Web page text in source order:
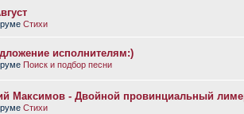
Стихи
исполнителям:)
Поиск и подбор песни
Максимов - Двойной провинциальный
Стихи